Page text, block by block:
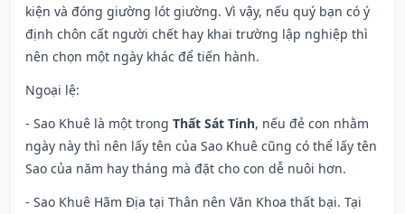
kiện và đóng giường lót giường. Vì vậy, nếu quý bạn có ý
định chôn cất người chết hay khai trường lập nghiệp thì
nên chọn một ngày khác để tiến hành.
Ngoại lệ:
- Sao Khuê là một trong Thất Sát Tinh, nếu đẻ con nhằm
ngày này thì nên lấy tên của Sao Khuê cũng có thể lấy tên
Sao của năm hay tháng mà đặt cho con dễ nuôi hơn.
- Sao Khuê Hãm Địa tại Thân nên Văn Khoa thất bại. Tại